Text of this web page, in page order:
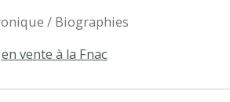
/ Biographies
en vente à la Fnac